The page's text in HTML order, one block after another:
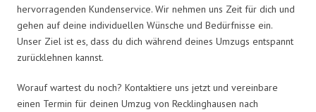
hervorragenden Kundenservice. Wir nehmen uns Zeit für dich und
gehen auf deine individuellen Wünsche und Bedürfnisse ein.
Unser Ziel ist es, dass du dich während deines Umzugs entspannt
zurücklehnen kannst.
Worauf wartest du noch? Kontaktiere uns jetzt und vereinbare
einen Termin für deinen Umzug von Recklinghausen nach